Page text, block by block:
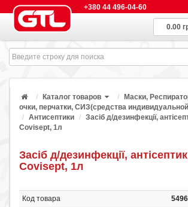
+380 44 496-04-60
0.00
Каталог товаров
Маски,
очки, перчатки, СИЗ(средства
Антисептики
Засіб д/дезинфекції,
Covisept, 1л
Засіб д/дезинфекції,
Covisept, 1л
Код товара